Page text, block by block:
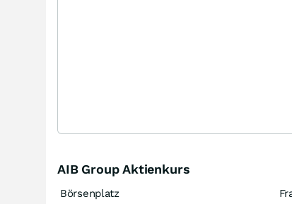
AIB Group Aktienkurs
Börsenplatz